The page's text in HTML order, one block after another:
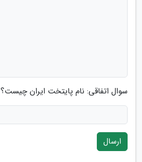
سوال اتفاقی: نام پایتخت ایران چیست؟
ارسال